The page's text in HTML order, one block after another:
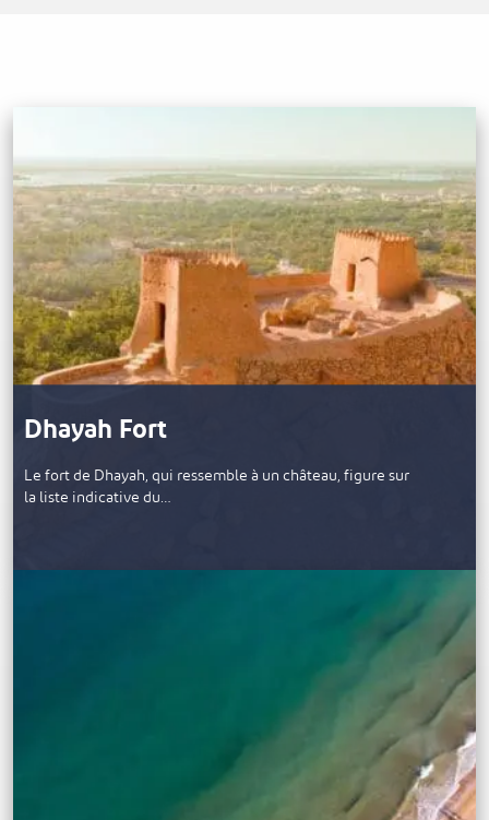
Dhayah Fort
Le fort de Dhayah, qui ressemble à un château, figure sur
la liste indicative du…